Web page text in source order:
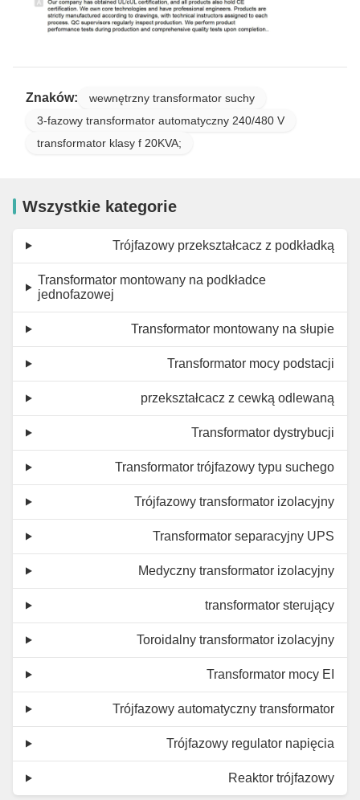
Znaków:
wewnętrzny transformator suchy
3-fazowy transformator automatyczny 240/480 V
transformator klasy f 20KVA;
Wszystkie kategorie
Trójfazowy przekształcacz z podkładką
Transformator montowany na podkładce
jednofazowej
Transformator montowany na słupie
Transformator mocy podstacji
przekształcacz z cewką odlewaną
Transformator dystrybucji
Transformator trójfazowy typu suchego
Trójfazowy transformator izolacyjny
Transformator separacyjny UPS
Medyczny transformator izolacyjny
transformator sterujący
Toroidalny transformator izolacyjny
Transformator mocy EI
Trójfazowy automatyczny transformator
Trójfazowy regulator napięcia
Reaktor trójfazowy